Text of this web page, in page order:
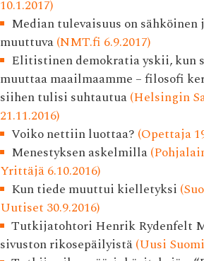
10.1.2017)
Median tulevaisuus on sähköinen
muuttuva(NMT.fi 6.9.2017)
Elitistinen demokratia yskii, kun
muuttaa maailmaamme – filosofi
siihen tulisi suhtautua(Helsingin
21.11.2016)
Voiko nettiin luottaa? (Opettaja
Menestyksen askelmilla
Yrittäjä 6.10.2016)
Kun tiede muuttui kielletyksi
Uutiset 30.9.2016)
Tutkijatohtori Henrik Rydenfelt
sivuston rikosepäilyistä(Uusi Suomi